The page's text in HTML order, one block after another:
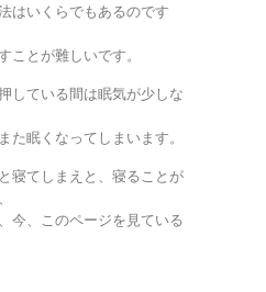
はいくらでもあるのです
ことが難しいです。
している間は眠気が少しな
た眠くなってしまいます。
寝てしまえと、寝ることが
今、このページを見ている